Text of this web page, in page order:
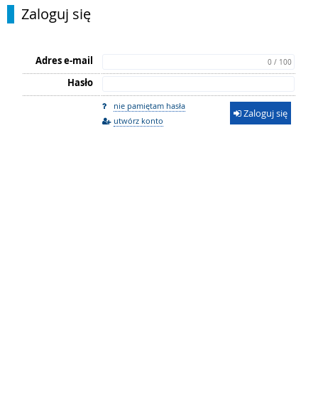
Zaloguj się
Adres e-mail 0 / 100
Hasło
nie pamiętam hasła
utwórz konto
Zaloguj się